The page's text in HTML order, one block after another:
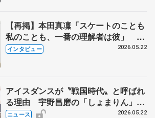
【再掲】本田真凜「スケートのことも
私のことも、一番の理解者は彼」 引
退時の単独インタビューで語った競技
インタビュー 2026.05.22
アイスダンスが〝戦国時代〟と呼ばれ
る理由 宇野昌磨の「しょまりん」ら
実力者が相次いで参戦 国内の競争激
ニュース 2026.05.22